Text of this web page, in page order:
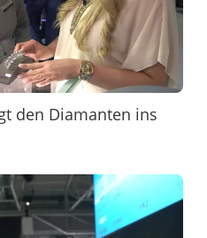
den Diamanten ins